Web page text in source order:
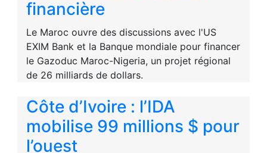
financière
Le Maroc ouvre des discussions avec l'US
EXIM Bank et la Banque mondiale pour financer
le Gazoduc Maroc-Nigeria, un projet régional
de 26 milliards de dollars.
Côte d’Ivoire : l’IDA
mobilise 99 millions $ pour
l’ouest